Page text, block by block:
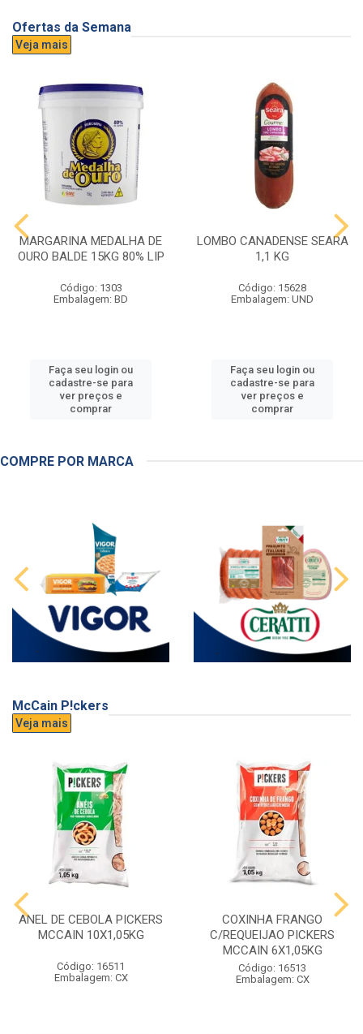
Ofertas da Semana
Veja mais
MARGARINA MEDALHA DE
OURO BALDE 15KG 80% LIP
Código: 1303
Embalagem: BD
Faça seu login ou
cadastre-se para
ver preços e
comprar
LOMBO CANADENSE SEARA
1,1 KG
Código: 15628
Embalagem: UND
Faça seu login ou
cadastre-se para
ver preços e
comprar
COMPRE POR MARCA
McCain P!ckers
Veja mais
ANEL DE CEBOLA PICKERS
MCCAIN 10X1,05KG
Código: 16511
Embalagem: CX
COXINHA FRANGO
C/REQUEIJAO PICKERS
MCCAIN 6X1,05KG
Código: 16513
Embalagem: CX